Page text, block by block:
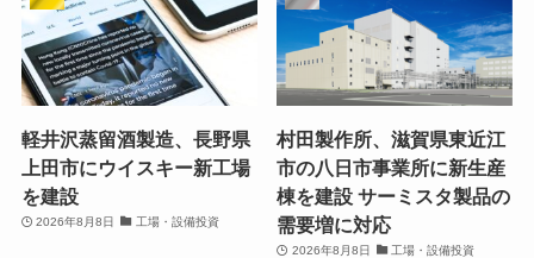
軽井沢蒸留酒製造、長野県
上田市にウイスキー新工場
を建設
2026年8月8日 工場・設備投資
村田製作所、滋賀県東近江
市の八日市事業所に新生産
棟を建設 サーミスタ製品の
需要増に対応
2026年8月8日 工場・設備投資